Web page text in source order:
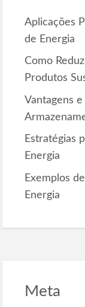
Aplicações
de Energia
Como
Produtos
Vantagens
Estratégias
Energia
Exemplos
Energia
Meta